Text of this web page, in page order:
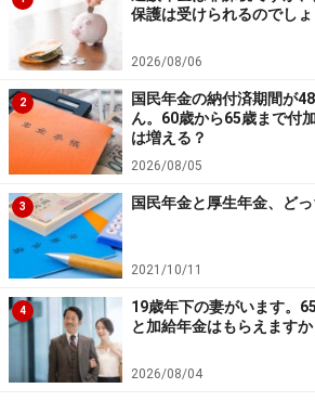
保護は受けられるのでしょ
2026/08/06
2
国民年金の納付済期間が
ん。60歳から65歳まで付
は増える？
2026/08/05
3 国民年金と厚生年金、ど
2021/10/11
4
19歳年下の妻がいます。
と加給年金はもらえますか
2026/08/04